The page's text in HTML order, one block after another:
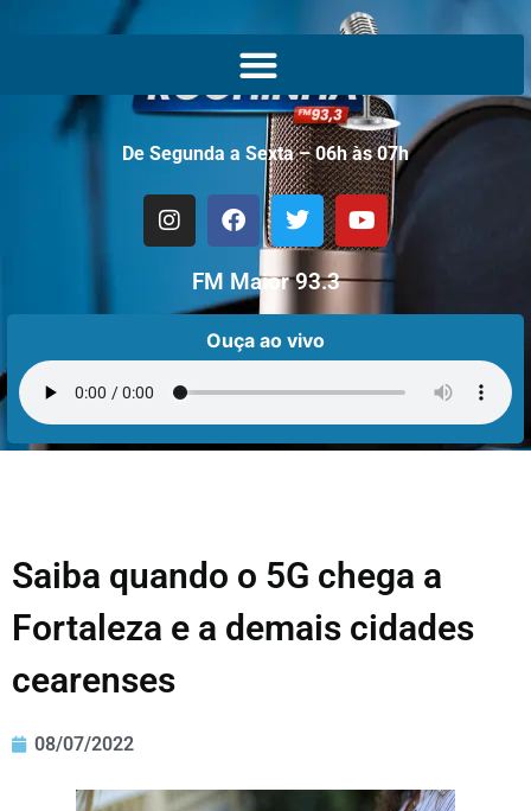
De Segunda a Sexta – 06h às 07h
FM Maior 93.3
Ouça ao vivo
Saiba quando o 5G chega a
Fortaleza e a demais cidades
cearenses
08/07/2022